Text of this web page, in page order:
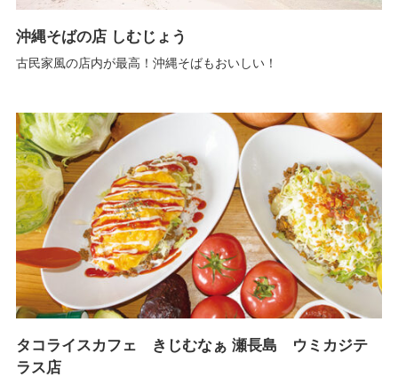
沖縄そばの店 しむじょう
古民家風の店内が最高！沖縄そばもおいしい！
タコライスカフェ きじむなぁ 瀬長島 ウミカジテ
ラス店